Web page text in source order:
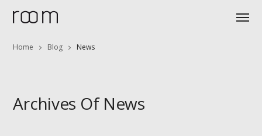
Home Blog News
Archives Of News